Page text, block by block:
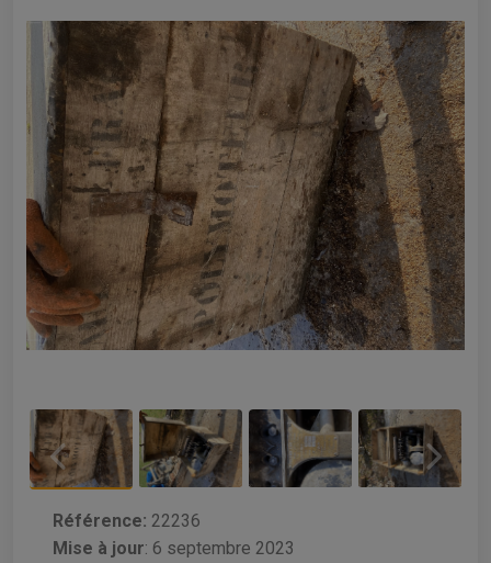
Référence: 22236
Mise à jour: 6 septembre 2023